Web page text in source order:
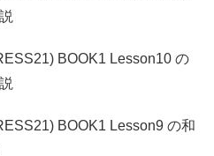
BOOK1 Lesson10 の
BOOK1 Lesson9 の和